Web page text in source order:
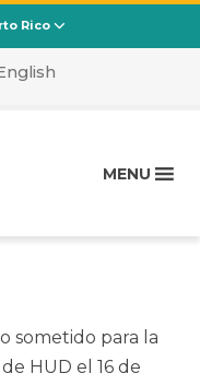
Rico
MENU
sometido para la
HUD el 16 de